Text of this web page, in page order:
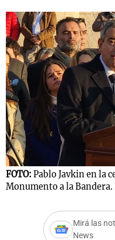
FOTO: Pablo Javkin en la
Monumento a la Bandera.
Mirá las
News
Notas
Mundial